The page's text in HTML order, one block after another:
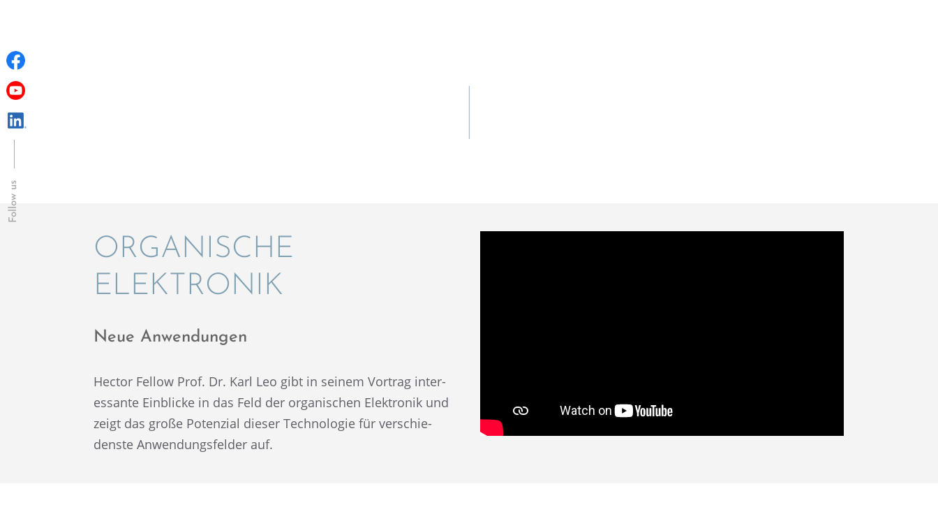
ORGANI­SCHE
ELEKTRONIK
Neue Anwen­dun­gen
Hector Fellow Prof. Dr. Karl Leo gibt in seinem Vortrag inter­
es­sante Einbli­cke in das Feld der organi­schen Elektro­nik und
zeigt das große Poten­zial dieser Techno­lo­gie für verschie­
denste Anwen­dungs­fel­der auf.
Follow us